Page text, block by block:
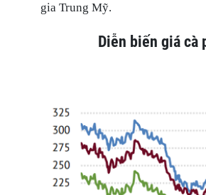
gia Trung Mỹ.
Diễn biến giá cà